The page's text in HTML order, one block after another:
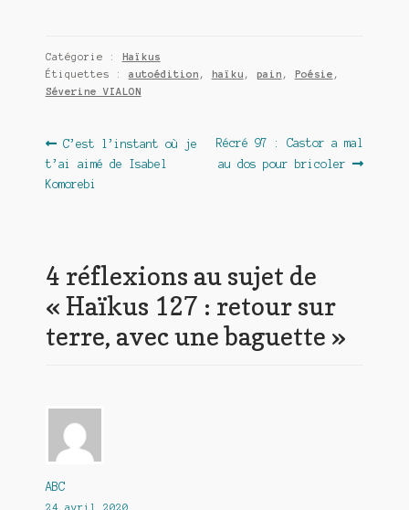
Catégorie :
Haïkus
Étiquettes : autoédition , haïku , pain , Poésie ,
Séverine VIALON
Navigation
de
Article
précédent :
C’est l’instant où je
t’ai aimé de Isabel
Komorebi
Article
suivant :
Récré 97 : Castor a mal
au dos pour bricoler
4 réflexions au sujet de
« Haïkus 127 : retour sur
terre, avec une baguette »
ABC
24 avril 2020